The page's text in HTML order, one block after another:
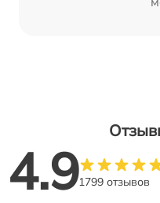
4.91799 отзывов